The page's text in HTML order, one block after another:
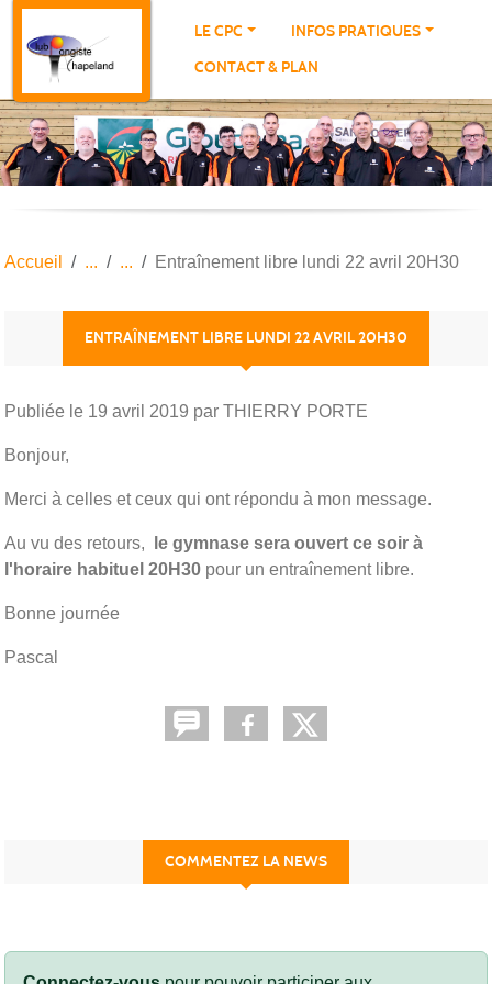
LE CPC
INFOS PRATIQUES
CONTACT & PLAN
Accueil Entraînement libre lundi 22 avril 20H30
ENTRAÎNEMENT LIBRE LUNDI 22 AVRIL 20H30
Publiée le 19 avril 2019 par THIERRY PORTE
Bonjour,
Merci à celles et ceux qui ont répondu à mon message.
Au vu des retours,
le gymnase sera ouvert ce soir à
l'horaire habituel 20H30 pour un entraînement libre.
Bonne journée
Pascal
COMMENTEZ LA NEWS
Panneau de gestion des cookies